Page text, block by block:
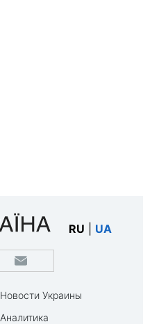
RU UA
Новости Украины
Аналитика